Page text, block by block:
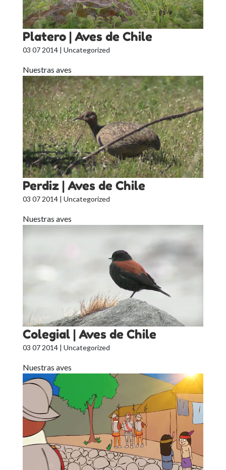
Platero | Aves de Chile
03 07 2014| Uncategorized
Nuestras aves
Perdiz | Aves de Chile
03 07 2014| Uncategorized
Nuestras aves
Colegial | Aves de Chile
03 07 2014| Uncategorized
Nuestras aves